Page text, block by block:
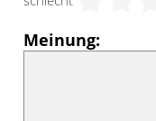
Meinung: